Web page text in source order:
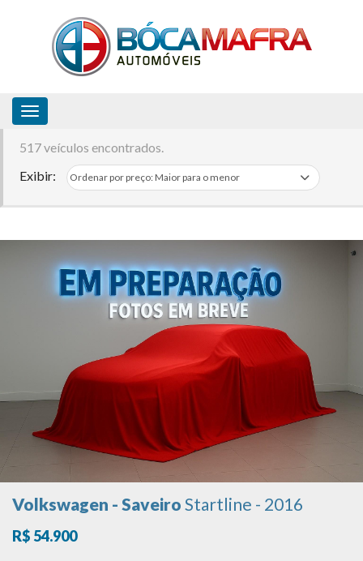
Toggle navigation
517 veículos encontrados.
Exibir:
Volkswagen - Saveiro Startline - 2016
R$ 54.900